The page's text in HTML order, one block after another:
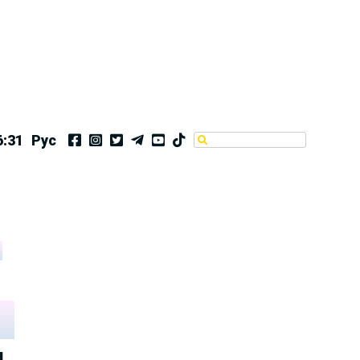
Рус